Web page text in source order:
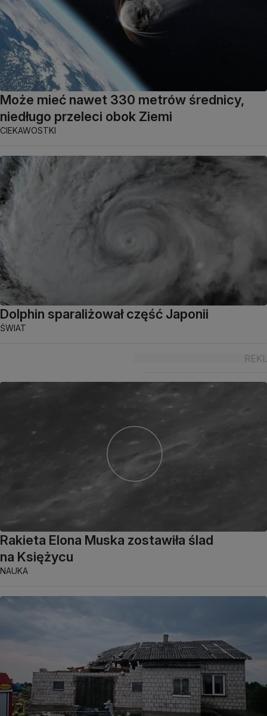
Może mieć nawet 330 metrów średnicy,
niedługo przeleci obok Ziemi
CIEKAWOSTKI
Dolphin sparaliżował część Japonii
ŚWIAT
Rakieta Elona Muska zostawiła ślad
na Księżycu
NAUKA